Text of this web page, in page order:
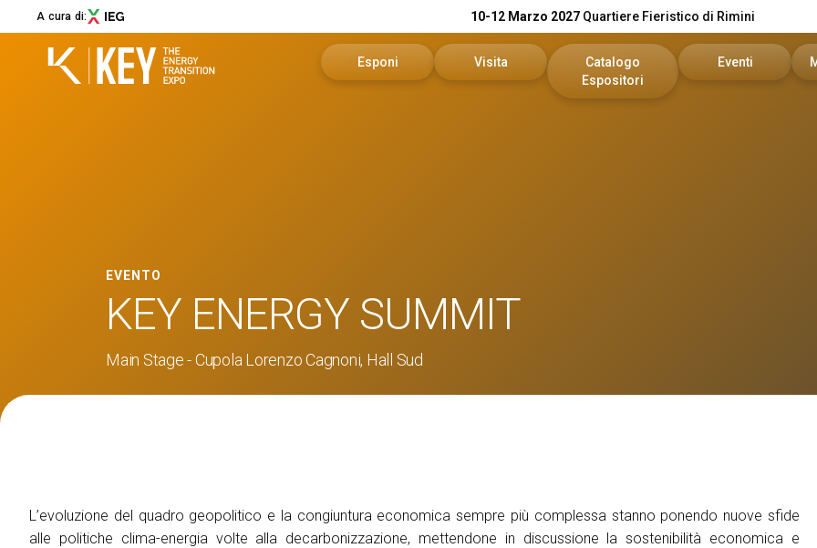
A cura di: 10-12 Marzo 2027 Quartiere Fieristico di Rimini
Esponi Visita
Faq
Catalogo
Espositori
Eventi
Call for Start-Up
Collaborazioni e partner
Sostenibilità
Contatti
Pacchetti di visibilità
Area riservata espositori
EVENTO
KEY ENERGY SUMMIT
Main Stage - Cupola Lorenzo Cagnoni, Hall Sud
L’evoluzione del quadro geopolitico e la congiuntura economica sempre più complessa stanno ponendo nuove sfide
alle politiche clima-energia volte alla decarbonizzazione, mettendone in discussione la sostenibilità economica e